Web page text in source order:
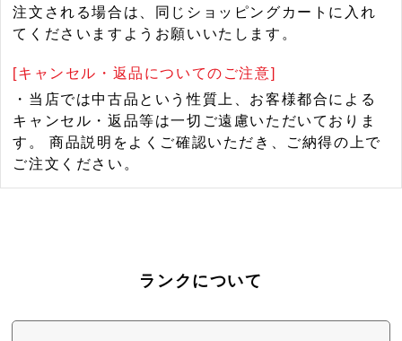
注文される場合は、同じショッピングカートに入れ
てくださいますようお願いいたします。
[キャンセル・返品についてのご注意]
・当店では中古品という性質上、お客様都合による
キャンセル・返品等は一切ご遠慮いただいておりま
す。 商品説明をよくご確認いただき、ご納得の上で
ご注文ください。
ランクについて